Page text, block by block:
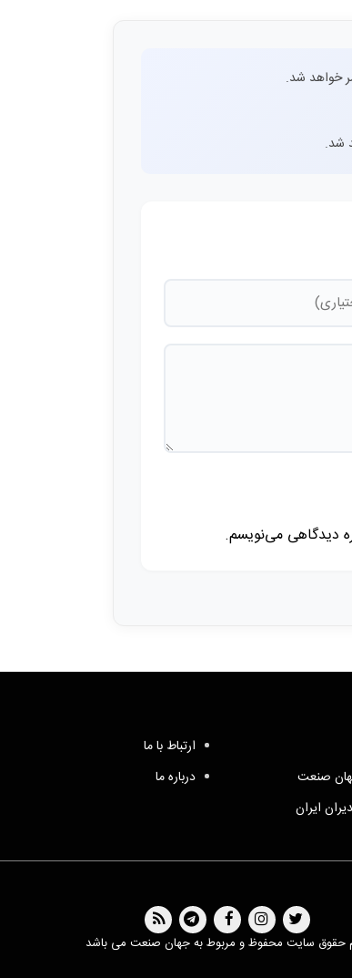
خواهد شد.
شد.
دیدگاهی می‌نویسم.
صنعت
ایران
ارتباط با ما
درباره ما
حقوق سایت محفوظ و مربوط به جهان صنعت می باشد